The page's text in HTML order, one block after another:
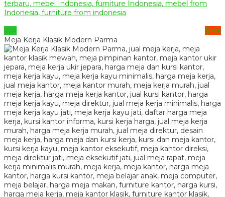
WA
SMS
Meja Kerja Klasik Modern Parma